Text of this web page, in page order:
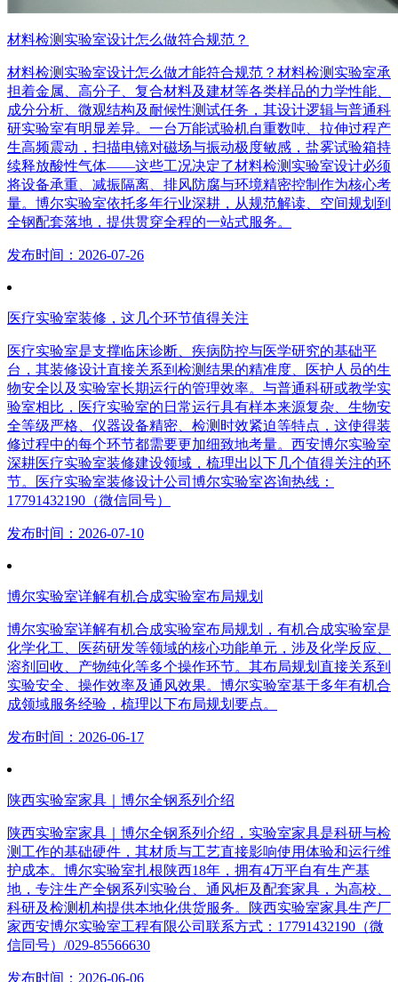
材料检测实验室设计怎么做符合规范？
材料检测实验室设计怎么做才能符合规范？材料检测实验室承
担着金属、高分子、复合材料及建材等各类样品的力学性能、
成分分析、微观结构及耐候性测试任务，其设计逻辑与普通科
研实验室有明显差异。一台万能试验机自重数吨、拉伸过程产
生高频震动，扫描电镜对磁场与振动极度敏感，盐雾试验箱持
续释放酸性气体——这些工况决定了材料检测实验室设计必须
将设备承重、减振隔离、排风防腐与环境精密控制作为核心考
量。博尔实验室依托多年行业深耕，从规范解读、空间规划到
全钢配套落地，提供贯穿全程的一站式服务。
发布时间：2026-07-26
医疗实验室装修，这几个环节值得关注
医疗实验室是支撑临床诊断、疾病防控与医学研究的基础平
台，其装修设计直接关系到检测结果的精准度、医护人员的生
物安全以及实验室长期运行的管理效率。与普通科研或教学实
验室相比，医疗实验室的日常运行具有样本来源复杂、生物安
全等级严格、仪器设备精密、检测时效紧迫等特点，这使得装
修过程中的每个环节都需要更加细致地考量。西安博尔实验室
深耕医疗实验室装修建设领域，梳理出以下几个值得关注的环
节。医疗实验室装修设计公司博尔实验室咨询热线：
17791432190（微信同号）
发布时间：2026-07-10
博尔实验室详解有机合成实验室布局规划
博尔实验室详解有机合成实验室布局规划，有机合成实验室是
化学化工、医药研发等领域的核心功能单元，涉及化学反应、
溶剂回收、产物纯化等多个操作环节。其布局规划直接关系到
实验安全、操作效率及通风效果。博尔实验室基于多年有机合
成领域服务经验，梳理以下布局规划要点。
发布时间：2026-06-17
陕西实验室家具｜博尔全钢系列介绍
陕西实验室家具｜博尔全钢系列介绍，实验室家具是科研与检
测工作的基础硬件，其材质与工艺直接影响使用体验和运行维
护成本。博尔实验室扎根陕西18年，拥有4万平自有生产基
地，专注生产全钢系列实验台、通风柜及配套家具，为高校、
科研及检测机构提供本地化供货服务。陕西实验室家具生产厂
家西安博尔实验室工程有限公司联系方式：17791432190（微
信同号）/029-85566630
发布时间：2026-06-06